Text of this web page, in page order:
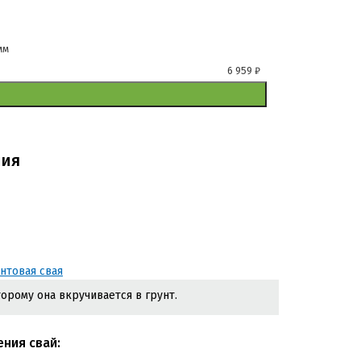
6 959 ₽
она вкручивается в грунт.
свай: